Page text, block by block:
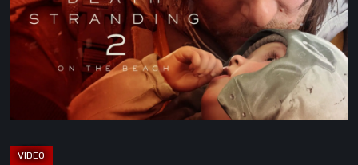
On
the
Beach,
recensione
–
viaggio